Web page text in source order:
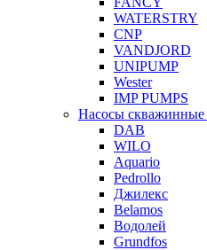
WATERSTRY
CNP
VANDJORD
UNIPUMP
Wester
IMP PUMPS
Насосы скважинные
DAB
WILO
Aquario
Pedrollo
Джилекс
Belamos
Водолей
Grundfos